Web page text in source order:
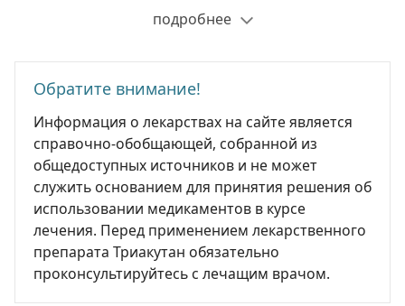
подробнее
Обратите внимание!
Информация о лекарствах на сайте является
справочно-обобщающей, собранной из
общедоступных источников и не может
служить основанием для принятия решения об
использовании медикаментов в курсе
лечения. Перед применением лекарственного
препарата Триакутан обязательно
проконсультируйтесь с лечащим врачом.